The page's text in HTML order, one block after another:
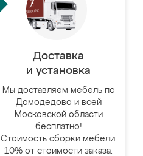
Доставка
и установка
Мы доставляем мебель по
Домодедово и всей
Московской области
бесплатно!
Стоимость сборки мебели:
10% от стоимости заказа.